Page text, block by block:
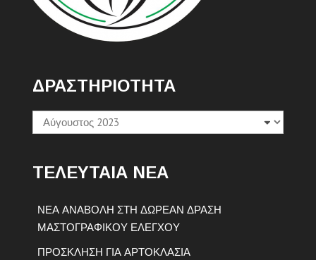
ΔΡΑΣΤΗΡΙΟΤΗΤΑ
Δραστηριοτητα
ΤΕΛΕΥΤΑΙΑ ΝΕΑ
ΝΕΑ ΑΝΑΒΟΛΗ ΣΤΗ ΔΩΡΕΑΝ ΔΡΑΣΗ
ΜΑΣΤΟΓΡΑΦΙΚΟΥ ΕΛΕΓΧΟΥ
ΠΡΟΣΚΛΗΣΗ ΓΙΑ ΑΡΤΟΚΛΑΣΙΑ